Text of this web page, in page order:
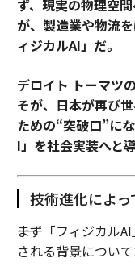
ず、現実の物理空
が、製造業や物流
ィジカルAI」だ。
デロイト トーマツ
そが、日本が再び
ための“突破口”に
I」を社会実装へと
技術進化によ
――まず「フィジカ
される背景につい